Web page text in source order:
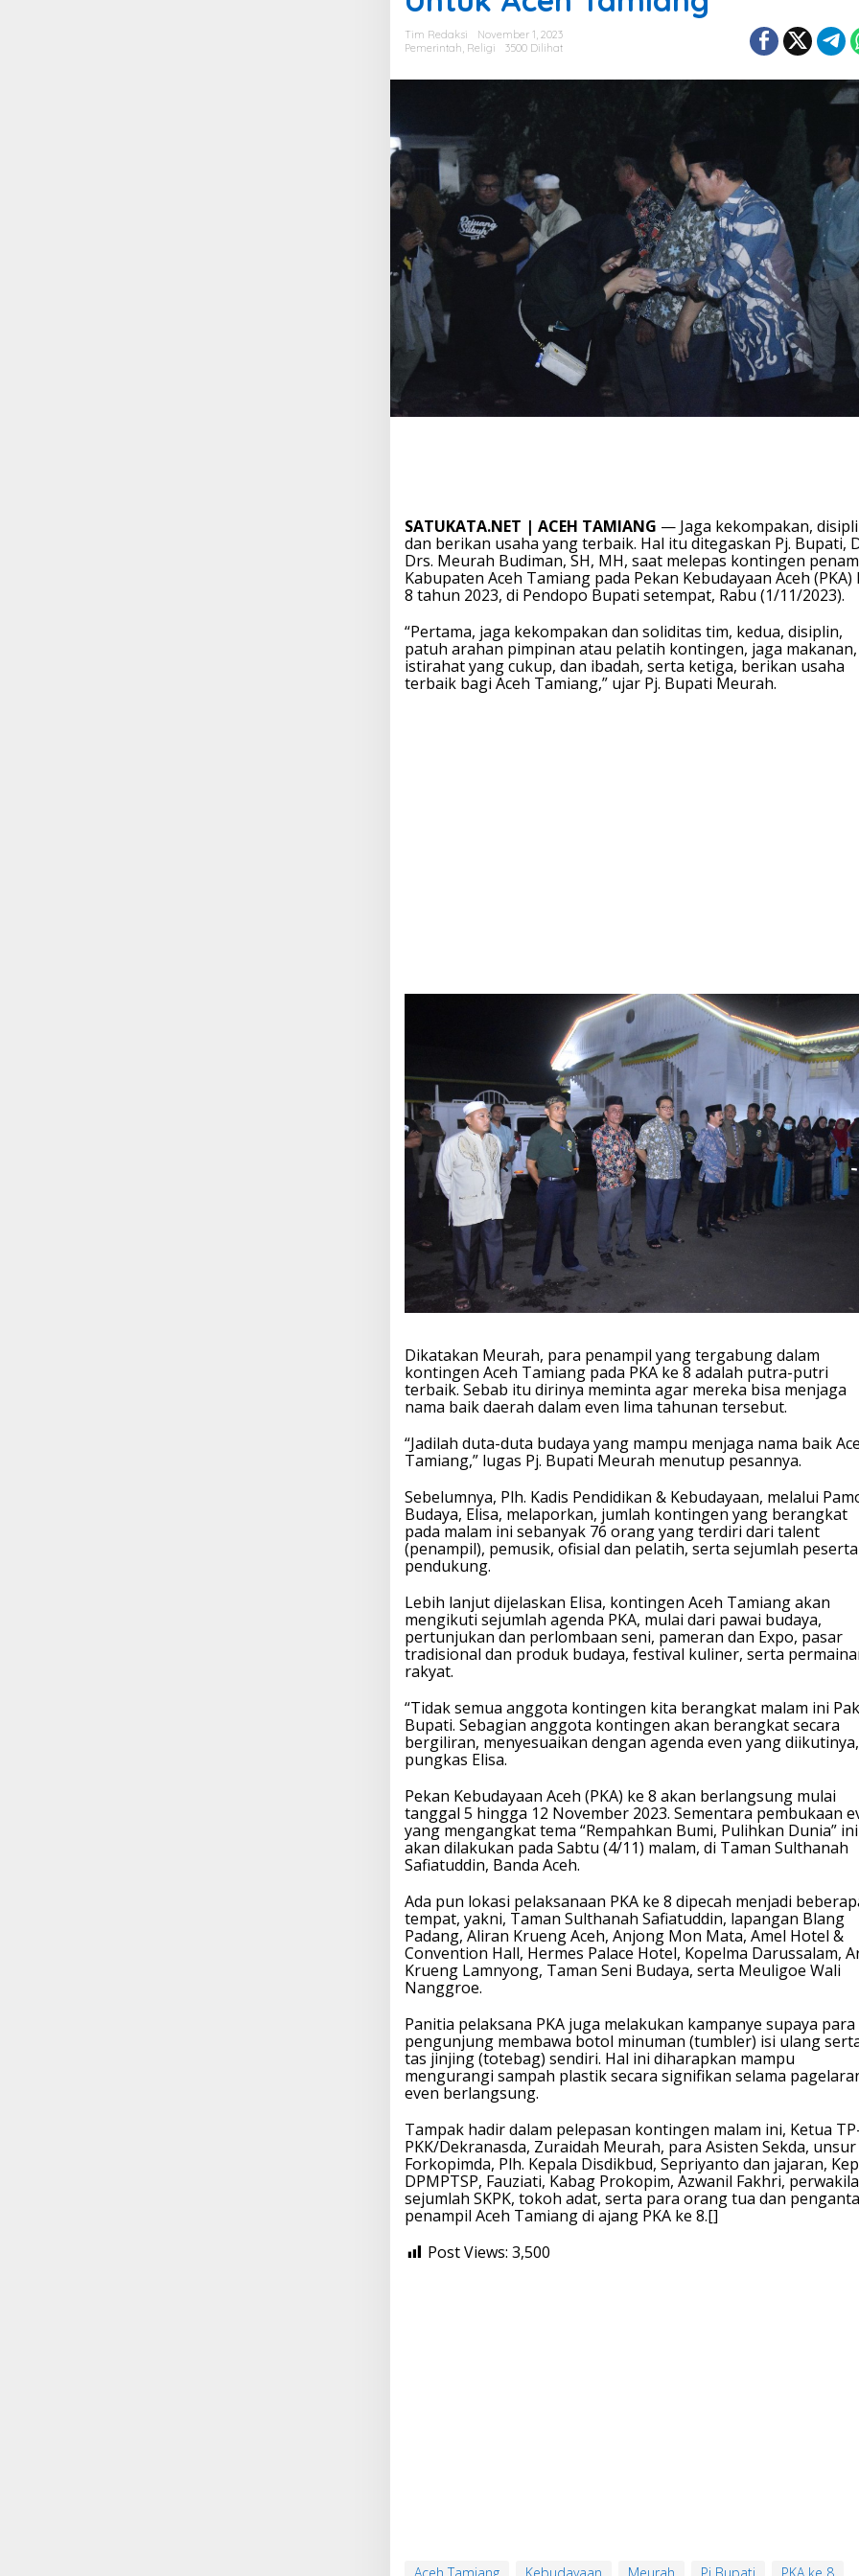
Tim Redaksi
November 1, 2023
Pemerintah Religi 3500 Dilihat
SATUKATA.NET | ACEH TAMIANG — Jaga kekompakan,
dan berikan usaha yang terbaik. Hal itu ditegaskan Pj. Bupati,
Drs. Meurah Budiman, SH, MH, saat melepas kontingen
Kabupaten Aceh Tamiang pada Pekan Kebudayaan Aceh (PKA)
8 tahun 2023, di Pendopo Bupati setempat, Rabu (1/11/2023).
“Pertama, jaga kekompakan dan soliditas tim, kedua, disiplin,
patuh arahan pimpinan atau pelatih kontingen, jaga makanan,
istirahat yang cukup, dan ibadah, serta ketiga, berikan usaha
terbaik bagi Aceh Tamiang,” ujar Pj. Bupati Meurah.
Dikatakan Meurah, para penampil yang tergabung dalam
kontingen Aceh Tamiang pada PKA ke 8 adalah putra-putri
terbaik. Sebab itu dirinya meminta agar mereka bisa menjaga
nama baik daerah dalam even lima tahunan tersebut.
“Jadilah duta-duta budaya yang mampu menjaga nama baik
Tamiang,” lugas Pj. Bupati Meurah menutup pesannya.
Sebelumnya, Plh. Kadis Pendidikan & Kebudayaan, melalui
Budaya, Elisa, melaporkan, jumlah kontingen yang berangkat
pada malam ini sebanyak 76 orang yang terdiri dari talent
(penampil), pemusik, ofisial dan pelatih, serta sejumlah peserta
pendukung.
Lebih lanjut dijelaskan Elisa, kontingen Aceh Tamiang akan
mengikuti sejumlah agenda PKA, mulai dari pawai budaya,
pertunjukan dan perlombaan seni, pameran dan Expo, pasar
tradisional dan produk budaya, festival kuliner, serta
rakyat.
“Tidak semua anggota kontingen kita berangkat malam ini Pak
Bupati. Sebagian anggota kontingen akan berangkat secara
bergiliran, menyesuaikan dengan agenda even yang
pungkas Elisa.
Pekan Kebudayaan Aceh (PKA) ke 8 akan berlangsung mulai
tanggal 5 hingga 12 November 2023. Sementara pembukaan
yang mengangkat tema “Rempahkan Bumi, Pulihkan Dunia” ini
akan dilakukan pada Sabtu (4/11) malam, di Taman Sulthanah
Safiatuddin, Banda Aceh.
Ada pun lokasi pelaksanaan PKA ke 8 dipecah menjadi
tempat, yakni, Taman Sulthanah Safiatuddin, lapangan Blang
Padang, Aliran Krueng Aceh, Anjong Mon Mata, Amel Hotel &
Convention Hall, Hermes Palace Hotel, Kopelma Darussalam,
Krueng Lamnyong, Taman Seni Budaya, serta Meuligoe Wali
Nanggroe.
Panitia pelaksana PKA juga melakukan kampanye supaya para
pengunjung membawa botol minuman (tumbler) isi ulang
tas jinjing (totebag) sendiri. Hal ini diharapkan mampu
mengurangi sampah plastik secara signifikan selama
even berlangsung.
Tampak hadir dalam pelepasan kontingen malam ini, Ketua
PKK/Dekranasda, Zuraidah Meurah, para Asisten Sekda, unsur
Forkopimda, Plh. Kepala Disdikbud, Sepriyanto dan jajaran,
DPMPTSP, Fauziati, Kabag Prokopim, Azwanil Fakhri,
sejumlah SKPK, tokoh adat, serta para orang tua dan
penampil Aceh Tamiang di ajang PKA ke 8.[]
Post Views: 3,500